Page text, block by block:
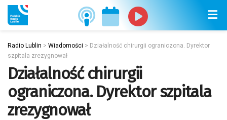
Radio Lublin > Wiadomości > Działalność chirurgii ograniczona. Dyrektor
szpitala zrezygnował
Działalność chirurgii
ograniczona. Dyrektor szpitala
zrezygnował